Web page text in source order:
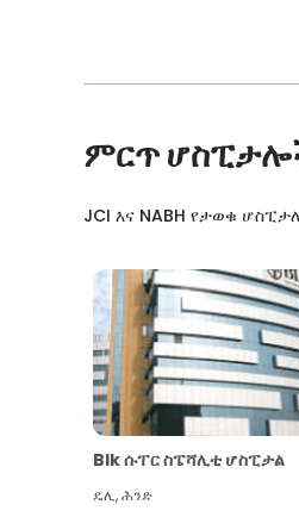
ምርጥ
JCI እና NABH የታወቁ
Blk ሱፐር ስፔሻሊቲ ሆስፒታል
ዴሊ,ሕንድ